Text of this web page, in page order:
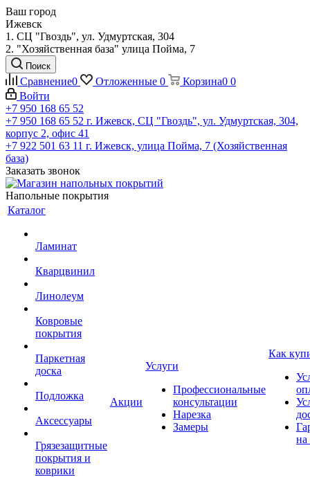
Ваш город
Ижевск
1. СЦ "Гвоздь", ул. Удмуртская, 304
2. "Хозяйственная база" улица Пойма, 7
Поиск
Сравнение0 Отложенные 0 Корзина0 0
Войти
+7 950 168 65 52
+7 950 168 65 52 г. Ижевск, СЦ "Гвоздь", ул. Удмуртская, 304,
корпус 2, офис 41
+7 922 501 63 11 г. Ижевск, улица Пойма, 7 (Хозяйственная
база)
Заказать звонок
Напольные покрытия
Каталог
Ламинат
Кварцвинил
Линолеум
Ковровые
покрытия
Паркетная
доска
Подложка
Аксессуары
Грязезащитные
покрытия и
коврики
Акции
Услуги
Профессиональные
консультации
Нарезка
Замеры
Как
на